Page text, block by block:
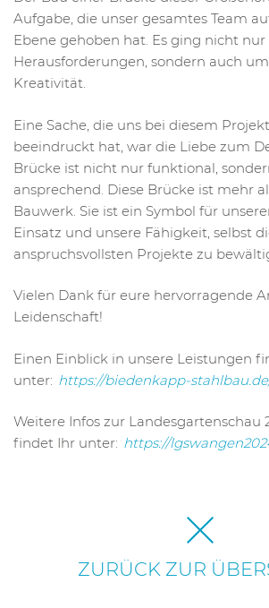
Aufgabe, die unser gesamtes Team
Ebene gehoben hat. Es ging nicht
Herausforderungen, sondern auch
Kreativität.
Eine Sache, die uns bei diesem
beeindruckt hat, war die Liebe zum
Brücke ist nicht nur funktional,
ansprechend. Diese Brücke ist mehr
Bauwerk. Sie ist ein Symbol für
Einsatz und unsere Fähigkeit, selbst
anspruchsvollsten Projekte zu
Vielen Dank für eure hervorragende
Leidenschaft!
Einen Einblick in unsere Leistungen
unter: https://biedenkapp-
Weitere Infos zur Landesgartenschau
findet Ihr unter: https://
ZURÜCK ZUR